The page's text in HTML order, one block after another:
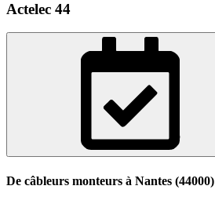
Actelec 44
De câbleurs monteurs à Nantes (44000)